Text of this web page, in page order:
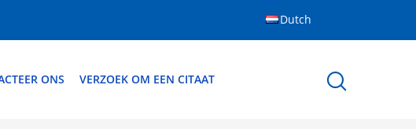
Dutch
ONS VERZOEK OM EEN CITAAT